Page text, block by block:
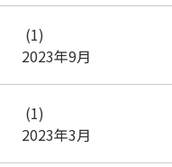
2023年9月
(1)
2023年3月
(1)